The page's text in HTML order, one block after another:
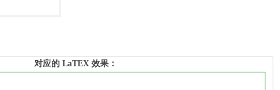
对应的 LaTEX 效果：